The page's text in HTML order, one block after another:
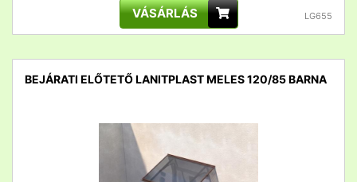
VÁSÁRLÁS LG655
BEJÁRATI ELŐTETŐ LANITPLAST MELES 120/85 BARNA